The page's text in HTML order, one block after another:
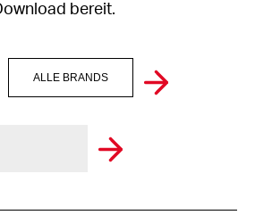
bereit.
ALLE BRANDS